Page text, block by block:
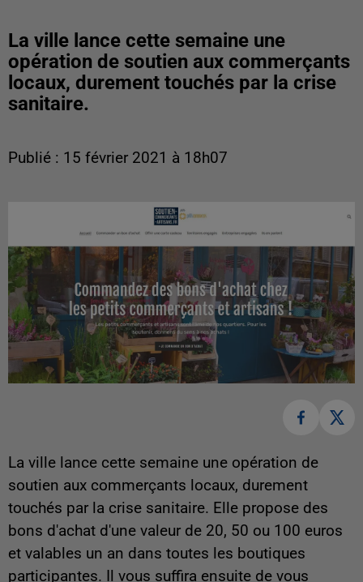
La ville lance cette semaine une
opération de soutien aux commerçants
locaux, durement touchés par la crise
sanitaire.
Publié : 15 février 2021 à 18h07
La ville lance cette semaine une opération de
soutien aux commerçants locaux, durement
touchés par la crise sanitaire. Elle propose des
bons d'achat d'une valeur de 20, 50 ou 100 euros
et valables un an dans toutes les boutiques
participantes. Il vous suffira ensuite de vous